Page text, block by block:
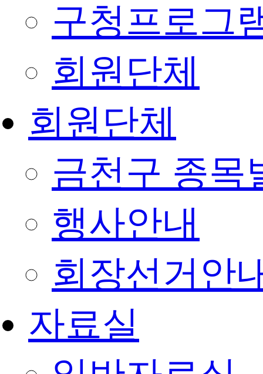
구청프로그
회원단체
회원단체
금천구 종목
행사안내
회장선거안
자료실